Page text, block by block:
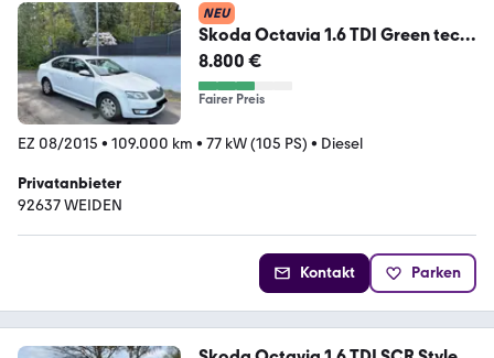
NEU
Skoda Octavia 1.6 TDI Green tec
Active Active
8.800 €
Fairer Preis
EZ 08/2015 • 109.000 km • 77 kW (105 PS) • Diesel
Privatanbieter
92637 WEIDEN
Kontakt Parken